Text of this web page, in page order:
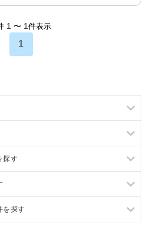
1 〜 1 件表示
1
案件一覧
件の案件一覧
件の案件一覧
件一覧
売却物件の案件一覧
却物件の案件一覧
物件の案件一覧
探す
き売却物件の案件一覧
却物件の案件一覧
却物件の案件一覧
を探す